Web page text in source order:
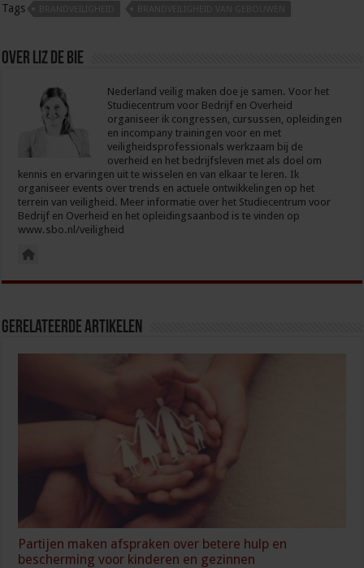
Tags
Over Liz de Bie
Nederland veilig maken doe je samen. Voor het
Studiecentrum voor Bedrijf en Overheid
organiseer ik congressen, cursussen, opleidingen
en incompany trainingen voor en met
veiligheidsprofessionals werkzaam bij de
overheid en het bedrijfsleven met als doel om
kennis en ervaringen uit te wisselen en van elkaar te leren. Ik
organiseer events over trends en actuele ontwikkelingen op het
terrein van veiligheid. Meer informatie over het Studiecentrum voor
Bedrijf en Overheid en het opleidingsaanbod is te vinden op
www.sbo.nl/veiligheid
Gerelateerde Artikelen
Partijen maken afspraken over betere hulp en
bescherming voor kinderen en gezinnen